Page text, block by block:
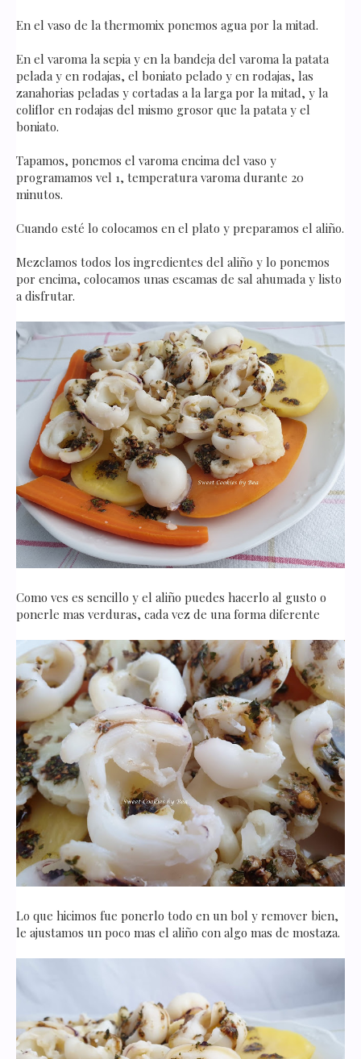
En el vaso de la thermomix ponemos agua por la mitad.
En el varoma la sepia y en la bandeja del varoma la patata
pelada y en rodajas, el boniato pelado y en rodajas, las
zanahorias peladas y cortadas a la larga por la mitad, y la
coliflor en rodajas del mismo grosor que la patata y el
boniato.
Tapamos, ponemos el varoma encima del vaso y
programamos vel 1, temperatura varoma durante 20
minutos.
Cuando esté lo colocamos en el plato y preparamos el aliño.
Mezclamos todos los ingredientes del aliño y lo ponemos
por encima, colocamos unas escamas de sal ahumada y listo
a disfrutar.
Como ves es sencillo y el aliño puedes hacerlo al gusto o
ponerle mas verduras, cada vez de una forma diferente
Lo que hicimos fue ponerlo todo en un bol y remover bien,
le ajustamos un poco mas el aliño con algo mas de mostaza.